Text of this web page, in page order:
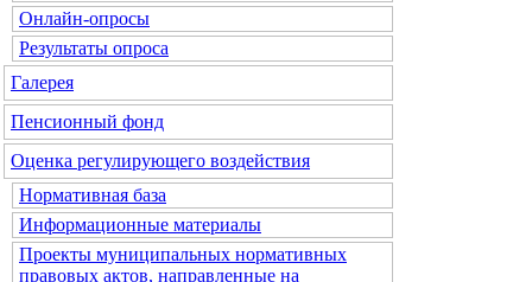
Онлайн-опросы
Результаты опроса
Галерея
Пенсионный фонд
Оценка регулирующего воздействия
Нормативная база
Информационные материалы
Проекты муниципальных нормативных
правовых актов, направленные на